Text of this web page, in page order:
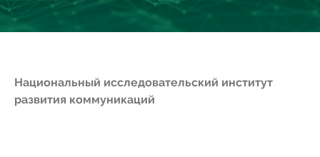
Национальный исследовательский институт
развития коммуникаций